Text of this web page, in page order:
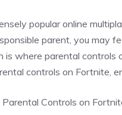
popular online
parent, you may
is where parental controls
controls on Fortnite,
Controls on